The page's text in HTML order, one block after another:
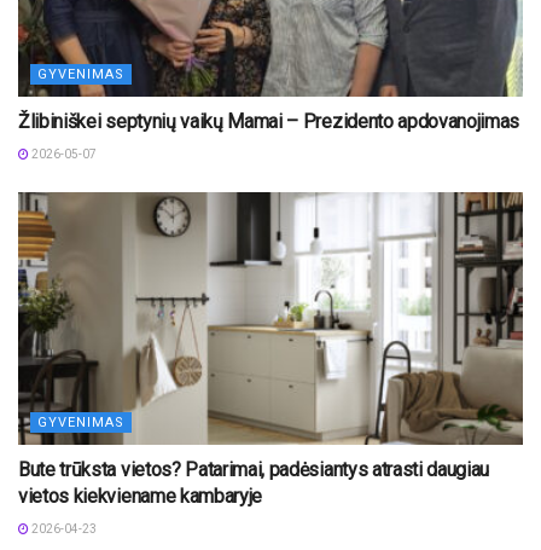
GYVENIMAS
Žlibiniškei septynių vaikų Mamai – Prezidento apdovanojimas
2026-05-07
GYVENIMAS
Bute trūksta vietos? Patarimai, padėsiantys atrasti daugiau
vietos kiekviename kambaryje
2026-04-23